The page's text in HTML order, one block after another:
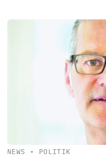
NEWS • POLITIK